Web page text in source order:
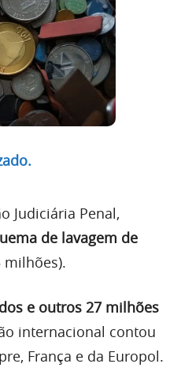
Judiciária Penal,
de lavagem de
milhões).
e outros 27 milhões
internacional contou
França e da Europol.